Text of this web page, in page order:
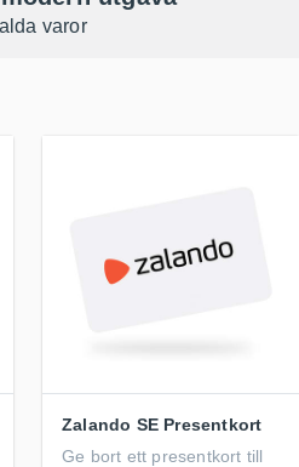
varor
Zalando SE Presentkort
Ge bort ett presentkort till